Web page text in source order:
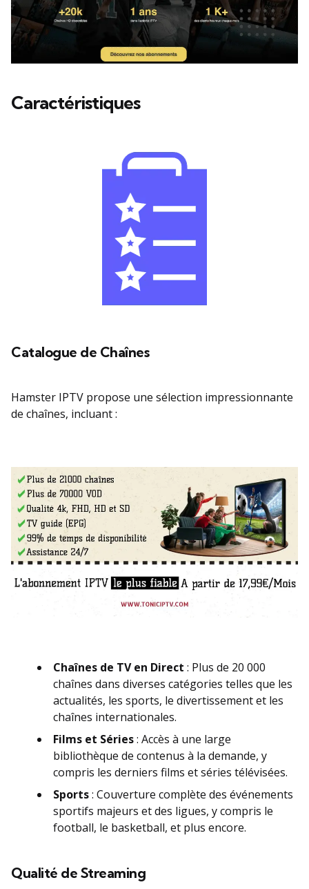
Caractéristiques
Catalogue de Chaînes
Hamster IPTV propose une sélection impressionnante
de chaînes, incluant :
Chaînes de TV en Direct : Plus de 20 000
chaînes dans diverses catégories telles que les
actualités, les sports, le divertissement et les
chaînes internationales.
Films et Séries: Accès à une large
bibliothèque de contenus à la demande, y
compris les derniers films et séries télévisées.
Sports: Couverture complète des événements
sportifs majeurs et des ligues, y compris le
football, le basketball, et plus encore.
Qualité de Streaming